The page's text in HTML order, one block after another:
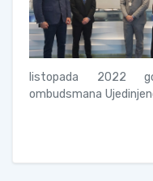
listopada 2022
ombudsmana